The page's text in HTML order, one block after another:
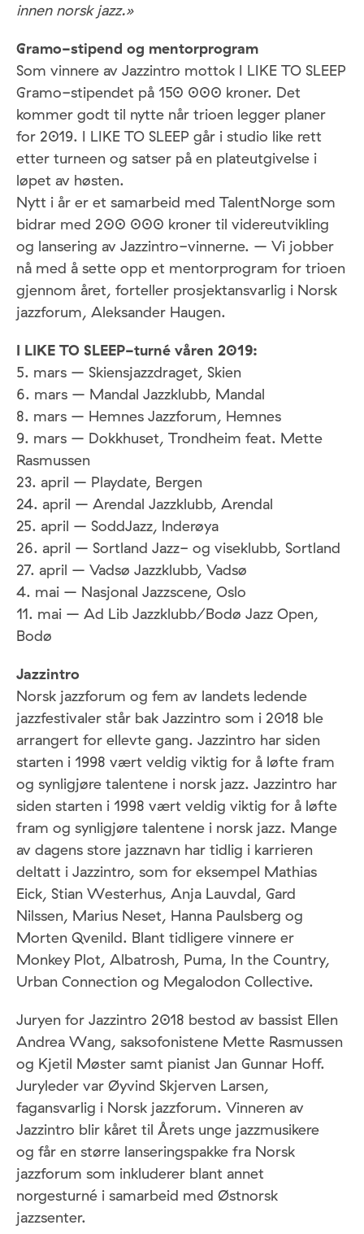
innen norsk jazz.»
Gramo-stipend og mentorprogram
Som vinnere av Jazzintro mottok I LIKE TO SLEEP
Gramo-stipendet på 150 000 kroner. Det
kommer godt til nytte når trioen legger planer
for 2019. I LIKE TO SLEEP går i studio like rett
etter turneen og satser på en plateutgivelse i
løpet av høsten.
Nytt i år er et samarbeid med TalentNorge som
bidrar med 200 000 kroner til videreutvikling
og lansering av Jazzintro-vinnerne. – Vi jobber
nå med å sette opp et mentorprogram for trioen
gjennom året, forteller prosjektansvarlig i Norsk
jazzforum, Aleksander Haugen.
I LIKE TO SLEEP-turné våren 2019:
5. mars – Skiensjazzdraget, Skien
6. mars – Mandal Jazzklubb, Mandal
8. mars – Hemnes Jazzforum, Hemnes
9. mars – Dokkhuset, Trondheim feat. Mette
Rasmussen
23. april – Playdate, Bergen
24. april – Arendal Jazzklubb, Arendal
25. april – SoddJazz, lnderøya
26. april – Sortland Jazz- og viseklubb, Sortland
27. april – Vadsø Jazzklubb, Vadsø
4. mai – Nasjonal Jazzscene, Oslo
11. mai – Ad Lib Jazzklubb/Bodø Jazz Open,
Bodø
Jazzintro
Norsk jazzforum og fem av landets ledende
jazzfestivaler står bak Jazzintro som i 2018 ble
arrangert for ellevte gang. Jazzintro har siden
starten i 1998 vært veldig viktig for å løfte fram
og synligjøre talentene i norsk jazz. Jazzintro har
siden starten i 1998 vært veldig viktig for å løfte
fram og synligjøre talentene i norsk jazz. Mange
av dagens store jazznavn har tidlig i karrieren
deltatt i Jazzintro, som for eksempel Mathias
Eick, Stian Westerhus, Anja Lauvdal, Gard
Nilssen, Marius Neset, Hanna Paulsberg og
Morten Qvenild. Blant tidligere vinnere er
Monkey Plot, Albatrosh, Puma, In the Country,
Urban Connection og Megalodon Collective.
Juryen for Jazzintro 2018 bestod av bassist Ellen
Andrea Wang, saksofonistene Mette Rasmussen
og Kjetil Møster samt pianist Jan Gunnar Hoff.
Juryleder var Øyvind Skjerven Larsen,
fagansvarlig i Norsk jazzforum. Vinneren av
Jazzintro blir kåret til Årets unge jazzmusikere
og får en større lanseringspakke fra Norsk
jazzforum som inkluderer blant annet
norgesturné i samarbeid med Østnorsk
jazzsenter.